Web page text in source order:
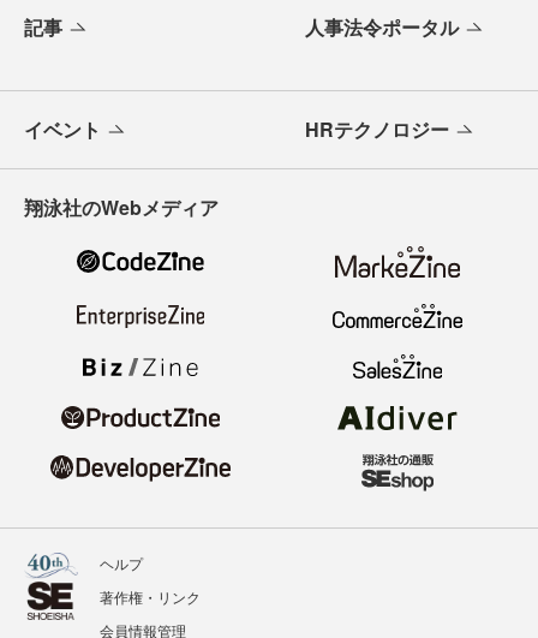
記事 人事法令ポータル
イベント HRテクノロジー
翔泳社のWebメディア
ヘルプ
著作権・リンク
会員情報管理